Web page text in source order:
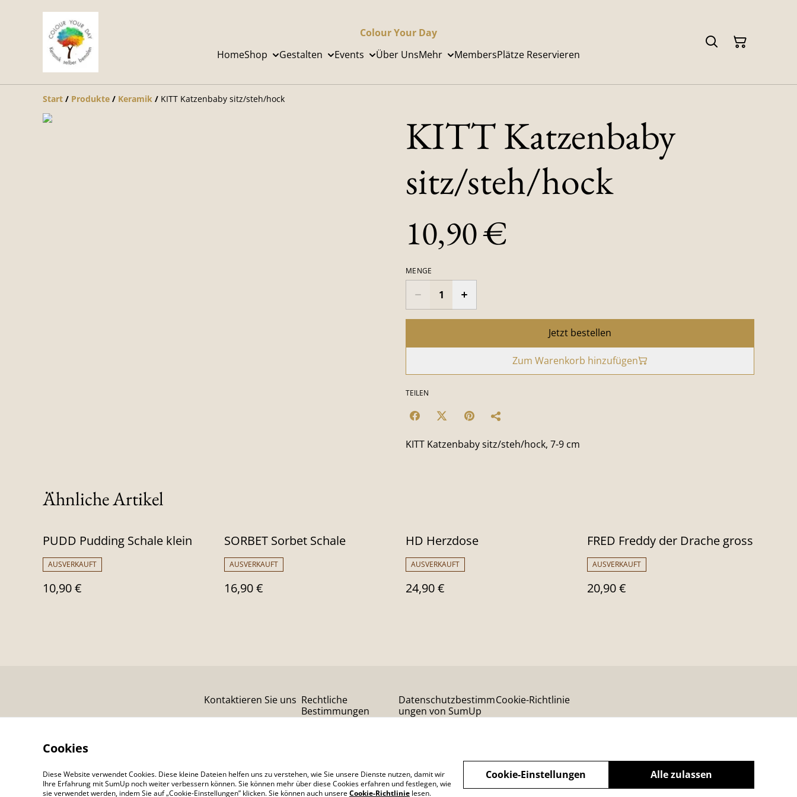
Colour Your Day
HomeShop Gestalten Events Über UnsMehr MembersPlätze Reservieren
Start / Produkte / Keramik / KITT Katzenbaby sitz/steh/hock
KITT Katzenbaby
sitz/steh/hock
10,90 €
MENGE
Jetzt bestellen
Zum Warenkorb hinzufügen
TEILEN
KITT Katzenbaby sitz/steh/hock, 7-9 cm
Ähnliche Artikel
PUDD Pudding Schale klein
AUSVERKAUFT
10,90 €
SORBET Sorbet Schale
AUSVERKAUFT
16,90 €
HD Herzdose
AUSVERKAUFT
24,90 €
FRED Freddy der Drache gross
AUSVERKAUFT
20,90 €
Kontaktieren Sie uns Rechtliche
Bestimmungen
Datenschutzbestimm
ungen von SumUp
Cookie-Richtlinie
Cookies
Diese Website verwendet Cookies. Diese kleine Dateien helfen uns zu verstehen, wie Sie unsere Dienste nutzen, damit wir
Ihre Erfahrung mit SumUp noch weiter verbessern können. Sie können mehr über diese Cookies erfahren und festlegen, wie
sie verwendet werden, indem Sie auf „Cookie-Einstellungen” klicken. Sie können auch unsereCookie-Richtlinie lesen.
Alle zulassen
Cookie-Einstellungen